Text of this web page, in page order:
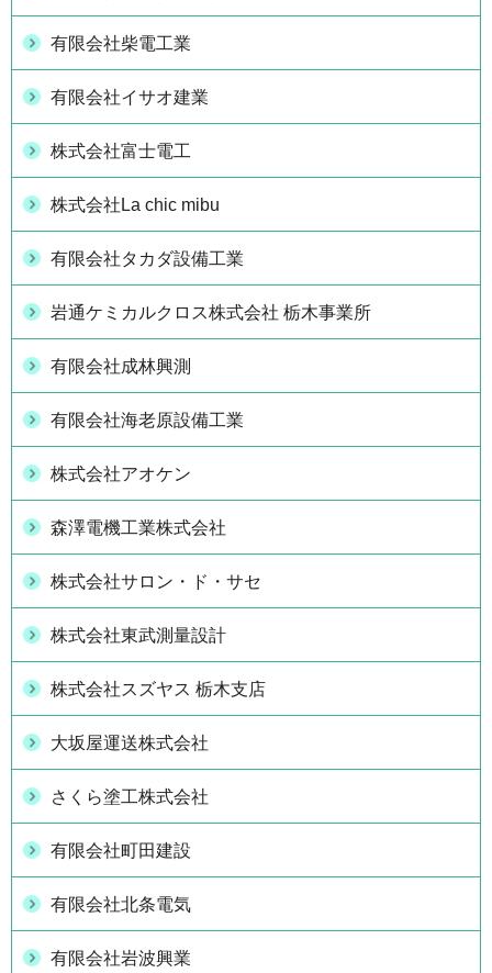
有限会社柴電工業
有限会社イサオ建業
株式会社富士電工
株式会社La chic mibu
有限会社タカダ設備工業
岩通ケミカルクロス株式会社 栃木事業所
有限会社成林興測
有限会社海老原設備工業
株式会社アオケン
森澤電機工業株式会社
株式会社サロン・ド・サセ
株式会社東武測量設計
株式会社スズヤス 栃木支店
大坂屋運送株式会社
さくら塗工株式会社
有限会社町田建設
有限会社北条電気
有限会社岩波興業